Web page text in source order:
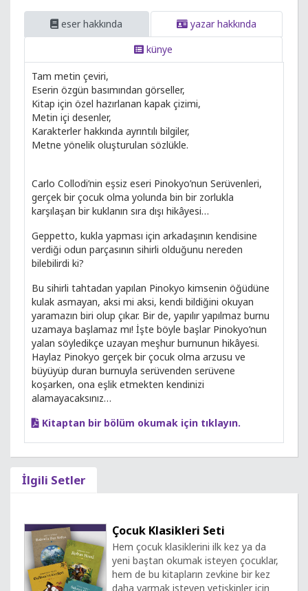
eser hakkında
yazar hakkında
künye
Tam metin çeviri,
Eserin özgün basımından görseller,
Kitap için özel hazırlanan kapak çizimi,
Metin içi desenler,
Karakterler hakkında ayrıntılı bilgiler,
Metne yönelik oluşturulan sözlükle.
Carlo Collodi’nin eşsiz eseri Pinokyo’nun Serüvenleri,
gerçek bir çocuk olma yolunda bin bir zorlukla
karşılaşan bir kuklanın sıra dışı hikâyesi…
Geppetto, kukla yapması için arkadaşının kendisine
verdiği odun parçasının sihirli olduğunu nereden
bilebilirdi ki?
Bu sihirli tahtadan yapılan Pinokyo kimsenin öğüdüne
kulak asmayan, aksi mi aksi, kendi bildiğini okuyan
yaramazın biri olup çıkar. Bir de, yapılır yapılmaz burnu
uzamaya başlamaz mı! İşte böyle başlar Pinokyo’nun
yalan söyledikçe uzayan meşhur burnunun hikâyesi.
Haylaz Pinokyo gerçek bir çocuk olma arzusu ve
büyüyüp duran burnuyla serüvenden serüvene
koşarken, ona eşlik etmekten kendinizi
alamayacaksınız…
Kitaptan bir bölüm okumak için tıklayın.
İlgili Setler
Çocuk Klasikleri Seti
Hem çocuk klasiklerini ilk kez ya da
yeni baştan okumak isteyen çocuklar,
hem de bu kitapların zevkine bir kez
daha varmak isteyen yetişkinler için